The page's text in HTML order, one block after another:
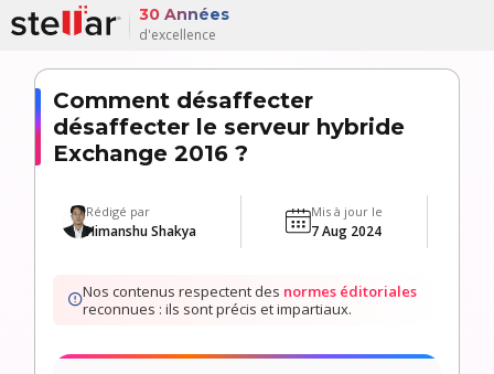
30 Années
d'excellence
Comment désaffecter
désaffecter le serveur hybride
Exchange 2016 ?
Rédigé par
Himanshu Shakya
Mis à jour le
7 Aug 2024
Nos contenus respectent des normes éditoriales
reconnues : ils sont précis et impartiaux.